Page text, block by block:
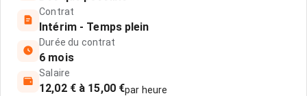
Contrat
Intérim - Temps plein
Durée du contrat
6 mois
Salaire
12,02 € à 15,00 €par heure